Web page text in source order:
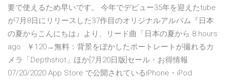
要で使えるため早いです。 今年でデビュー35年を迎えたtube
が7月8日にリリースした37作目のオリジナルアルバム『日本
の夏からこんにちは』より、リード曲「日本の夏から 8 hours
ago · ￥120→無料：背景をぼかしたポートレートが撮れるカ
メラ「Depthshot」ほか[7月20日版]セール・お得情報
07/20/2020 App Store で公開されているiPhone・iPod